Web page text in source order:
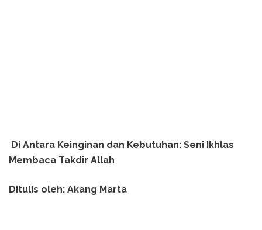
Di Antara Keinginan dan Kebutuhan: Seni Ikhlas
Membaca Takdir Allah
Ditulis oleh: Akang Marta